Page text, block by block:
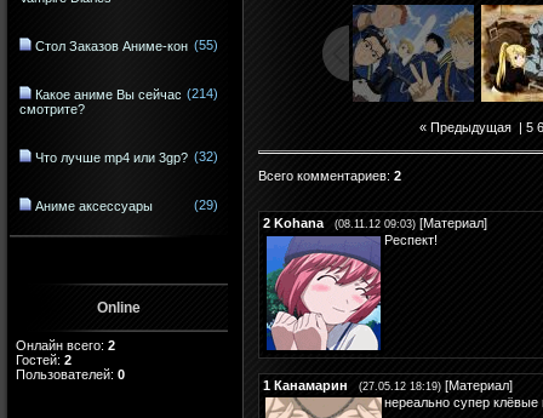
Стол Заказов Аниме-кон (55)
Какое аниме Вы сейчас
смотрите?
(214)
Что лучше mp4 или 3gp? (32)
Аниме аксессуары (29)
Online
Онлайн всего: 2
Гостей: 2
Пользователей: 0
« Предыдущая |5
Всего комментариев: 2
2 Kohana (08.11.12 09:03) [Материал]
Респект!
1 Канамарин (27.05.12 18:19) [Материал]
нереально супер